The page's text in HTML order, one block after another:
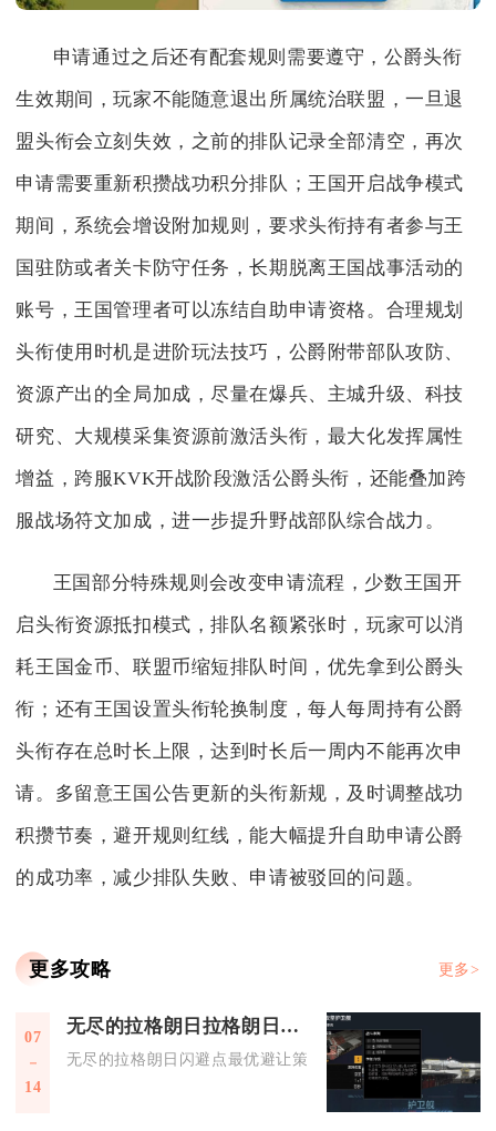
申请通过之后还有配套规则需要遵守，公爵头衔
生效期间，玩家不能随意退出所属统治联盟，一旦退
盟头衔会立刻失效，之前的排队记录全部清空，再次
申请需要重新积攒战功积分排队；王国开启战争模式
期间，系统会增设附加规则，要求头衔持有者参与王
国驻防或者关卡防守任务，长期脱离王国战事活动的
账号，王国管理者可以冻结自助申请资格。合理规划
头衔使用时机是进阶玩法技巧，公爵附带部队攻防、
资源产出的全局加成，尽量在爆兵、主城升级、科技
研究、大规模采集资源前激活头衔，最大化发挥属性
增益，跨服KVK开战阶段激活公爵头衔，还能叠加跨
服战场符文加成，进一步提升野战部队综合战力。
王国部分特殊规则会改变申请流程，少数王国开
启头衔资源抵扣模式，排队名额紧张时，玩家可以消
耗王国金币、联盟币缩短排队时间，优先拿到公爵头
衔；还有王国设置头衔轮换制度，每人每周持有公爵
头衔存在总时长上限，达到时长后一周内不能再次申
请。多留意王国公告更新的头衔新规，及时调整战功
积攒节奏，避开规则红线，能大幅提升自助申请公爵
的成功率，减少排队失败、申请被驳回的问题。
更多攻略 更多>
07
14
无尽的拉格朗日拉格朗日闪避点中最佳的避让策略是什么
无尽的拉格朗日闪避点最优避让策略分为战前航线侦查、战